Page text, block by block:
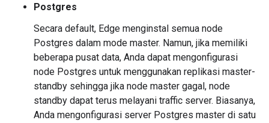
Postgres
Secara default, Edge menginstal semua node
Postgres dalam mode master. Namun, jika memiliki
beberapa pusat data, Anda dapat mengonfigurasi
node Postgres untuk menggunakan replikasi master-
standby sehingga jika node master gagal, node
standby dapat terus melayani traffic server. Biasanya,
Anda mengonfigurasi server Postgres master di satu